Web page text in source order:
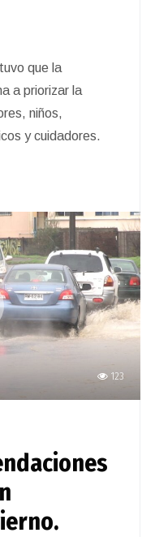
que la
a priorizar la
niños,
y cuidadores.
123